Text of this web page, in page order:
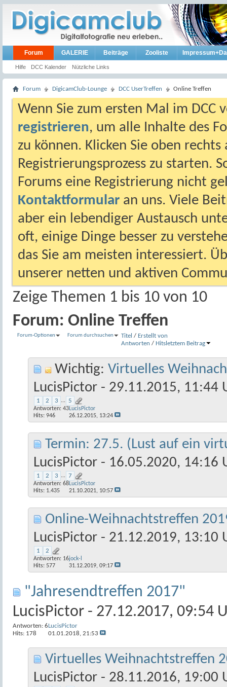
Forum
Hilfe DCC Kalender Nützliche Links
GALERIE Beiträge Zooliste
Forum DigicamClub-Lounge DCC UserTreffen Online Treffen
Wenn Sie zum ersten Mal im DCC
registrieren, um alle Inhalte des
zu können. Klicken Sie oben
Registrierungsprozess zu starten.
Forums eine Registrierung nicht
Kontaktformular an uns. Viele
aber ein lebendiger Austausch
oft, einige Dinge besser zu
das Sie am meisten interessiert.
unserer netten und aktiven
Zeige Themen 1 bis 10 von 10
Forum: Online Treffen
Forum-Optionen Forum durchsuchen Titel / Erstellt von
Antworten / Hits letztem Beitrag
Wichtig: Virtuelles
LucisPictor - 29.11.2015, 11:44
1 2 3 ... 5
Antworten: 43
Hits: 946
LucisPictor
26.12.2015, 13:24
Termin: 27.5. (Lust auf ein
LucisPictor - 16.05.2020, 14:16
1 2 3 ... 7
Antworten: 68
Hits: 1.435
LucisPictor
21.10.2021, 10:57
Online-Weihnachtstreffen
LucisPictor - 21.12.2019, 13:10
1 2
Antworten: 16
Hits: 577
jock-l
31.12.2019, 09:17
"Jahresendtreffen 2017"
LucisPictor - 27.12.2017, 09:54
Antworten: 6
Hits: 178
LucisPictor
01.01.2018, 21:53
Virtuelles Weihnachtstreffen
LucisPictor - 28.11.2016, 19:00